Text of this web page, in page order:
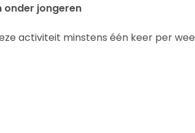
onder jongeren
activiteit minstens één keer per